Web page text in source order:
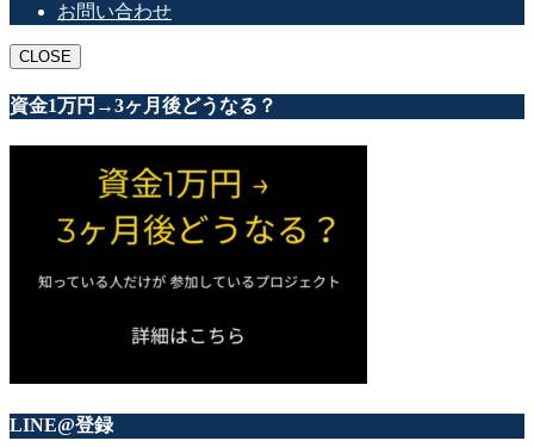
お問い合わせ
CLOSE
資金1万円→3ヶ月後どうなる？
LINE@登録